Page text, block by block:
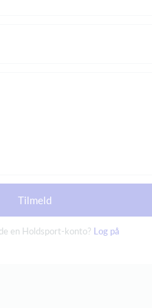
Tilmeld
en Holdsport-konto? Log på